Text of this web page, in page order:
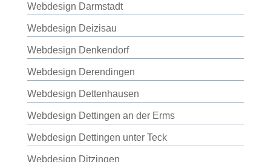
Webdesign Darmstadt
Webdesign Deizisau
Webdesign Denkendorf
Webdesign Derendingen
Webdesign Dettenhausen
Webdesign Dettingen an der Erms
Webdesign Dettingen unter Teck
Webdesign Ditzingen